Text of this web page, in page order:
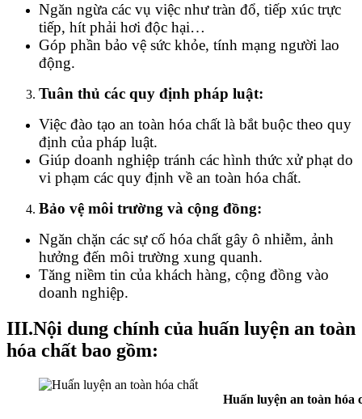
Ngăn ngừa các vụ việc như tràn đổ, tiếp xúc trực
tiếp, hít phải hơi độc hại…
Góp phần bảo vệ sức khỏe, tính mạng người lao
động.
Tuân thủ các quy định pháp luật:
Việc đào tạo an toàn hóa chất là bắt buộc theo quy
định của pháp luật.
Giúp doanh nghiệp tránh các hình thức xử phạt do
vi phạm các quy định về an toàn hóa chất.
Bảo vệ môi trường và cộng đồng:
Ngăn chặn các sự cố hóa chất gây ô nhiễm, ảnh
hưởng đến môi trường xung quanh.
Tăng niềm tin của khách hàng, cộng đồng vào
doanh nghiệp.
III.Nội dung chính của huấn luyện an toàn
hóa chất bao gồm:
Huấn luyện an toàn hóa